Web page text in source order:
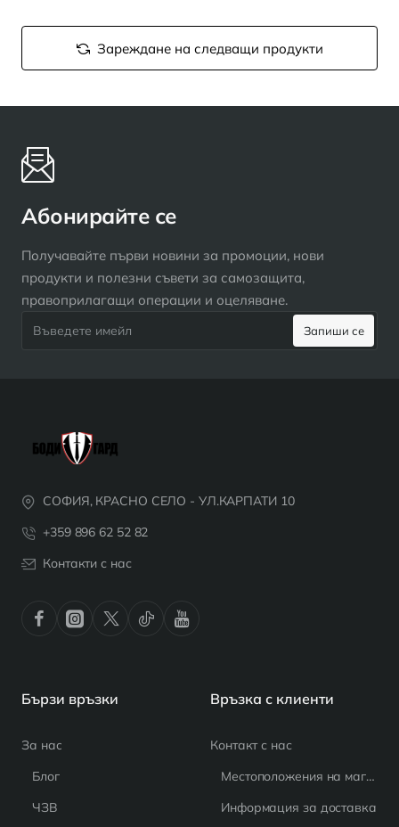
Зареждане на следващи продукти
Абонирайте се
Получавайте първи новини за промоции, нови
продукти и полезни съвети за самозащита,
правоприлагащи операции и оцеляване.
имейл
Запиши се
СОФИЯ, КРАСНО СЕЛО - УЛ.КАРПАТИ 10
+359 896 62 52 82
Контакти с нас
Бързи връзки
За нас
Блог
ЧЗВ
Връзка с клиенти
Контакт с нас
Местоположения на магазина
Информация за доставка